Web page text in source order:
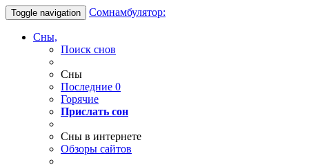
Toggle navigation Сомнамбулятор:
Сны,
Поиск снов
Сны
Последние 0
Горячие
Прислать сон
Сны в интернете
Обзоры сайтов